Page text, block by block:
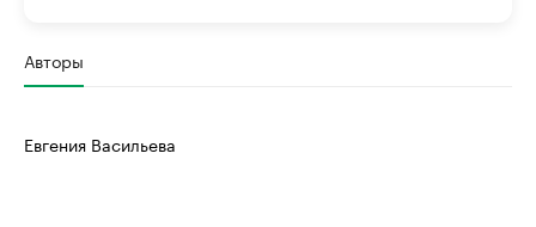
Авторы
Евгения Васильева